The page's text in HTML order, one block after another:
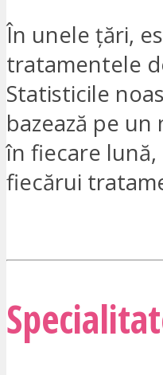
În unele țări,
tratamentele
Statisticile
bazează pe
în fiecare
fiecărui